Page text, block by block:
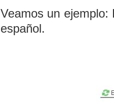
Veamos un
español.